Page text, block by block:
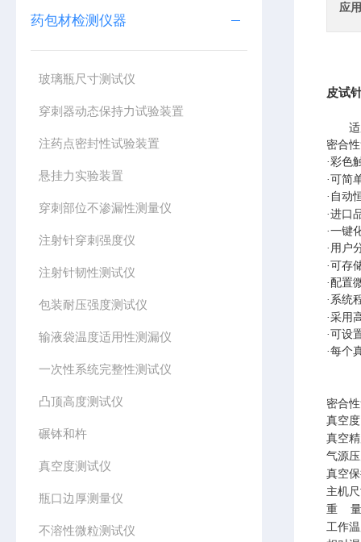
药包材检测仪器
玻璃瓶尺寸测试仪
穿刺器动态保持力试验装置
注药点密封性试验装置
悬挂力实验装置
穿刺部位不渗漏性测量仪
注射针穿刺强度仪
注射针韧性测试仪
包装耐压强度测试仪
输液袋温度适用性测漏仪
一次性系统完整性测试仪
凸顶高度测试仪
碾钵和杵
真空度测试仪
瓶口边厚测量仪
不溶性微粒测试仪
应
皮试
密合
·彩色
·可简
·自动
·进口
·一键
·用户
·可存
·配置
·系统
·采用
·可设
·每个
密合
真空度
真空
气源
真空
主机
重
工作